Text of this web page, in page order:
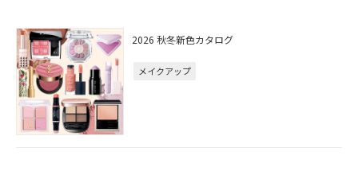
2026 秋冬新色カタログ
メイクアップ